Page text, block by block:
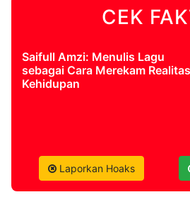
CEK
Saifull Amzi: Menulis Lagu
sebagai Cara Merekam Realitas
Kehidupan
Laporkan Hoaks